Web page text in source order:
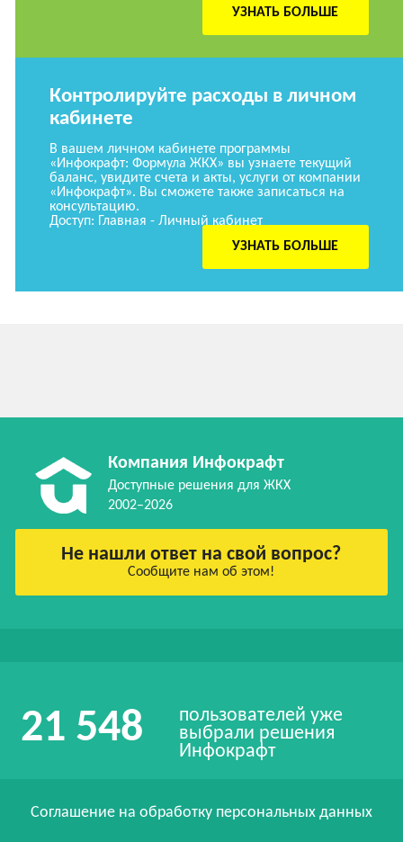
УЗНАТЬ БОЛЬШЕ
Контролируйте расходы в личном
кабинете
В вашем личном кабинете программы
«Инфокрафт: Формула ЖКХ» вы узнаете текущий
баланс, увидите счета и акты, услуги от компании
«Инфокрафт». Вы сможете также записаться на
консультацию.
Доступ: Главная - Личный кабинет
УЗНАТЬ БОЛЬШЕ
Компания Инфокрафт
Доступные решения для ЖКХ
2002–2026
Не нашли ответ на свой вопрос?
Сообщите нам об этом!
21 548
пользователей уже
выбрали решения
Инфокрафт
Соглашение на обработку персональных данных